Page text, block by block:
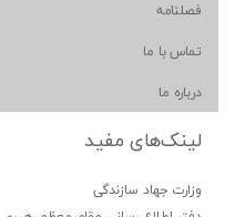
فصلنامه
تماس با ما
درباره ما
لینک‌های مفید
وزارت جهاد سازندگی